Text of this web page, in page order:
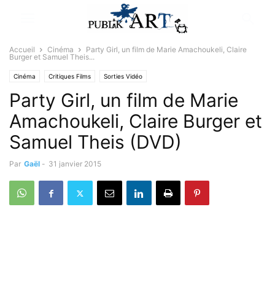
Accueil Cinéma
Party Girl, un film de Marie Amachoukeli, Claire
Burger et Samuel Theis...
Cinéma Critiques Films Sorties Vidéo
Party Girl, un film de Marie
Amachoukeli, Claire Burger et
Samuel Theis (DVD)
Par Gaël - 31 janvier 2015